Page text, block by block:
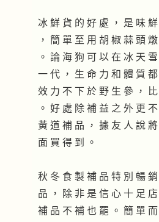
冰 鮮 貨 的 好 處 ， 是 味
， 簡 單 至 用 胡 椒 蒜 頭
。 論 海 狗 可 以 在 冰 天
一 代 ， 生 命 力 和 體 質
效 力 不 下 於 野 生 參 ，
。 好 處 除 補 益 之 外 更
黃 道 補 品 ， 據 友 人 說
面 買 得 到 。
秋 冬 食 製 補 品 特 別 暢
品 ， 除 非 是 信 心 十 足
補 品 不 補 也 罷 。 簡 單